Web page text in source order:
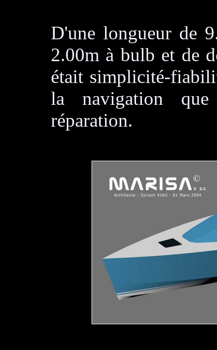
D'une longueur de
2.00m à bulb et de
était simplicité-
la navigation
réparation.